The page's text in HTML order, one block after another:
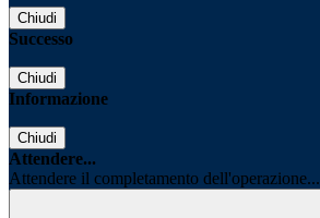
Chiudi
Successo
Chiudi
Informazione
Chiudi
Attendere...
Attendere il completamento dell'operazione...